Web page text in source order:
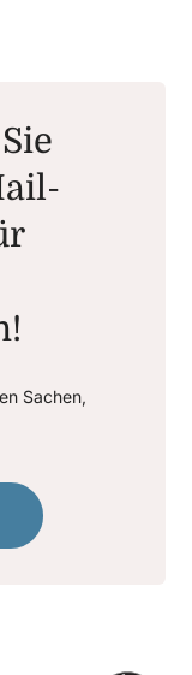
Sachen,